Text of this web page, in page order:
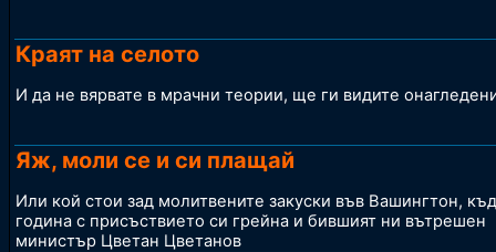
Краят на селото
И да не вярвате в мрачни теории, ще ги видите
Яж, моли се и си плащай
Или кой стои зад молитвените закуски във Вашингтон,
година с присъствието си грейна и бившият ни вътрешен
министър Цветан Цветанов